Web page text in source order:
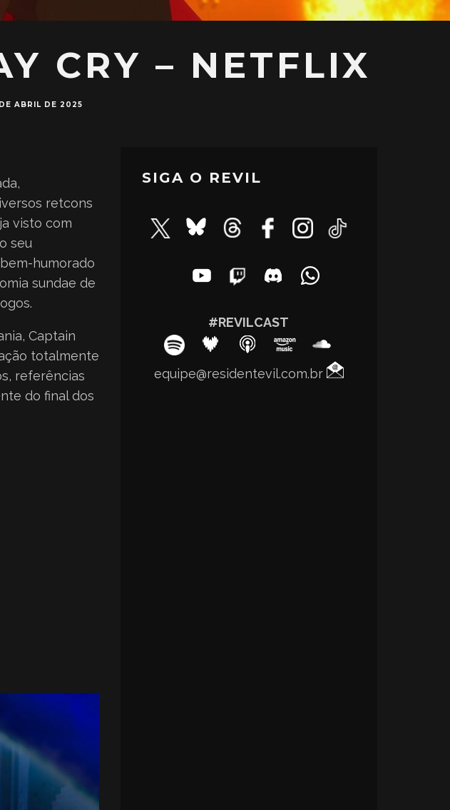
CRY – NETFLIX
ABRIL DE 2025
retcons
visto com
seu
humorado
sundae de
Captain
totalmente
referências
do final dos
SIGA O REVIL
#REVILCAST
equipe@residentevil.com.br